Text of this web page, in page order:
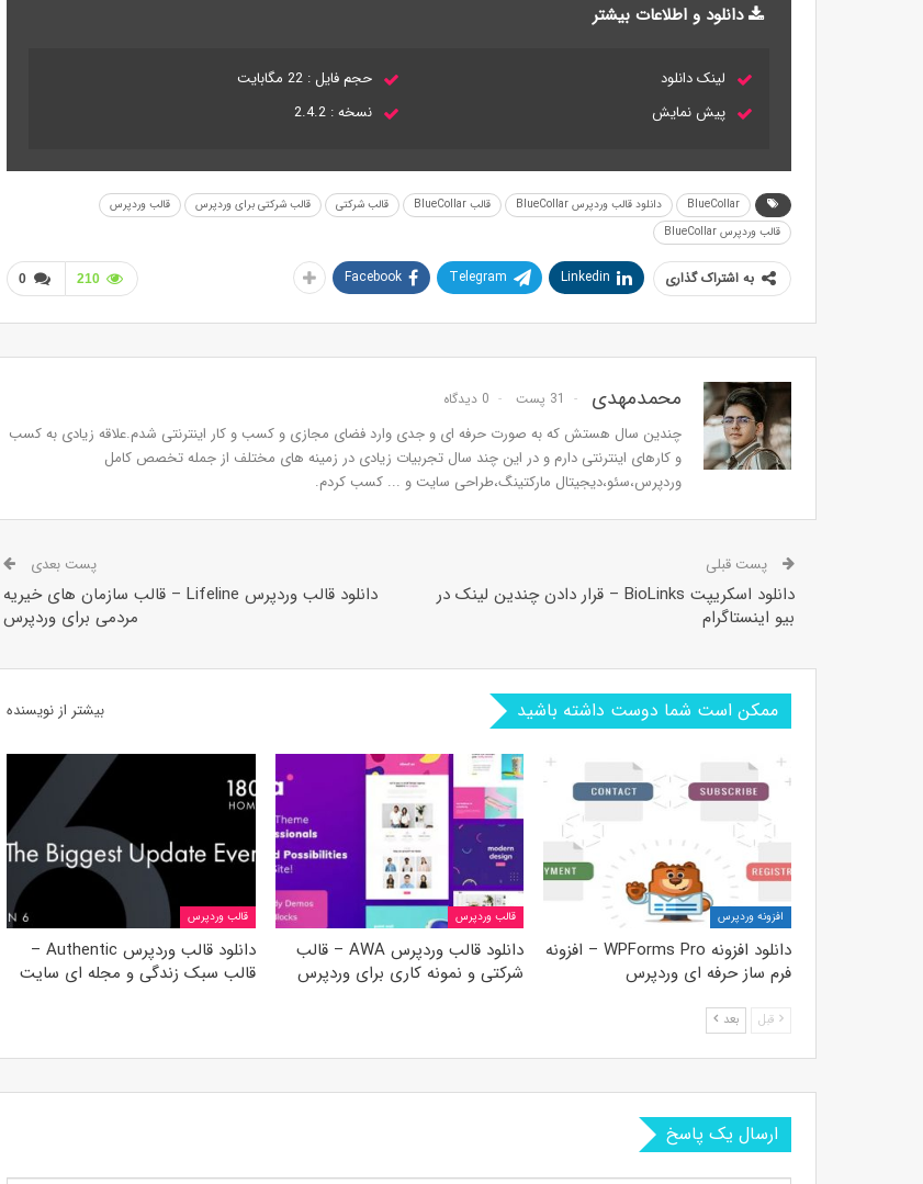
دانلود و اطلاعات بیشتر
لینک دانلود
حجم فایل : 22 مگابایت
پیش نمایش
نسخه : 2.4.2
BlueCollar دانلود قالب وردپرس BlueCollar قالب BlueCollar قالب شرکتی قالب شرکتی برای وردپرس
قالب وردپرس
قالب وردپرس BlueCollar
0 210 به اشتراک گذاری Linkedin
Telegram
Facebook
محمدمهدی 31 پست 0 دیدگاه
چندین سال هستش که به صورت حرفه ای و جدی وارد فضای مجازی و کسب و کار اینترنتی شدم.علاقه زیادی به کسب
و کارهای اینترنتی دارم و در این چند سال تجربیات زیادی در زمینه های مختلف از جمله تخصص کامل
وردپرس،سئو،دیجیتال مارکتینگ،طراحی سایت و ... کسب کردم.
پست قبلی
دانلود اسکریپت BioLinks – قرار دادن چندین لینک در
بیو اینستاگرام
پست بعدی
دانلود قالب وردپرس Lifeline – قالب سازمان های خیریه
مردمی برای وردپرس
ممکن است شما دوست داشته باشید بیشتر از نویسنده
افزونه وردپرس
دانلود افزونه WPForms Pro – افزونه
فرم ساز حرفه ای وردپرس
قالب وردپرس
دانلود قالب وردپرس AWA – قالب
شرکتی و نمونه کاری برای وردپرس
قالب وردپرس
دانلود قالب وردپرس Authentic –
قالب سبک زندگی و مجله ای سایت
قبل بعد
ارسال یک پاسخ